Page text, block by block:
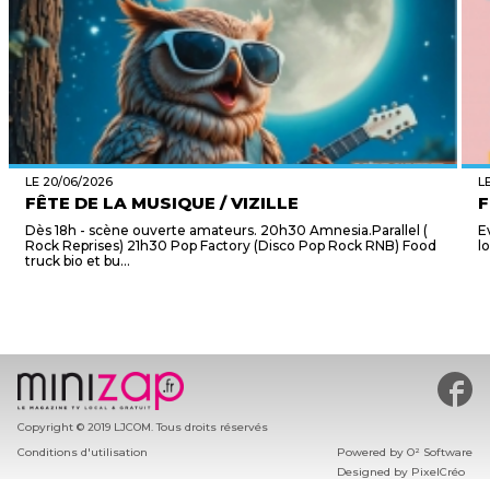
LE 20/06/2026
FÊTE DE LA MUSIQUE / VIZILLE
Dès 18h - scène ouverte amateurs. 20h30 Amnesia.Parallel (
Rock Reprises) 21h30 Pop Factory (Disco Pop Rock RNB) Food
truck bio et bu...
Copyright © 2019 LJCOM. Tous droits réservés
Conditions d'utilisation
Powered by O² Software
Designed by PixelCréo